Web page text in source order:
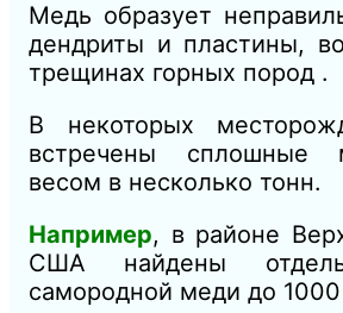
Медь образует
дендриты и пластины,
трещинах горных пород .
В некоторых
встречены сплошные
весом в несколько тонн.
Например, в районе
США найдены
самородной меди до 1000